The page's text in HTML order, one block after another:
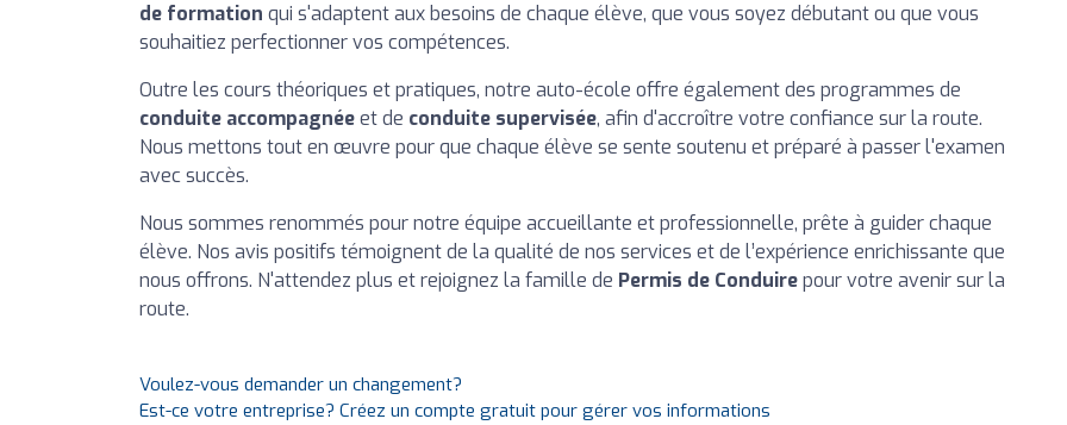
de formation qui s'adaptent aux besoins de chaque élève, que vous soyez débutant ou que vous
souhaitiez perfectionner vos compétences.
Outre les cours théoriques et pratiques, notre auto-école offre également des programmes de
conduite accompagnéeet de conduite supervisée, afin d'accroître votre confiance sur la route.
Nous mettons tout en œuvre pour que chaque élève se sente soutenu et préparé à passer l'examen
avec succès.
Nous sommes renommés pour notre équipe accueillante et professionnelle, prête à guider chaque
élève. Nos avis positifs témoignent de la qualité de nos services et de l’expérience enrichissante que
nous offrons. N'attendez plus et rejoignez la famille de Permis de Conduirepour votre avenir sur la
route.
Voulez-vous demander un changement?
Est-ce votre entreprise? Créez un compte gratuit pour gérer vos informations